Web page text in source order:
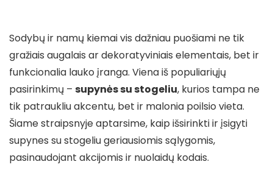
Sodybų ir namų kiemai vis dažniau puošiami ne tik
gražiais augalais ar dekoratyviniais elementais, bet ir
funkcionalia lauko įranga. Viena iš populiariųjų
pasirinkimų – supynės su stogeliu, kurios tampa ne
tik patraukliu akcentu, bet ir malonia poilsio vieta.
Šiame straipsnyje aptarsime, kaip išsirinkti ir įsigyti
supynes su stogeliu geriausiomis sąlygomis,
pasinaudojant akcijomis ir nuolaidų kodais.